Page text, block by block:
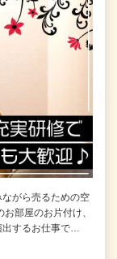
がら売るための空
部屋のお片付け、
出するお仕事で…